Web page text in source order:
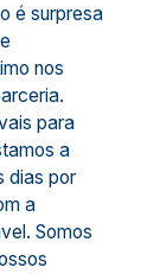
é surpresa
nos
para
a
dias por
a
Somos